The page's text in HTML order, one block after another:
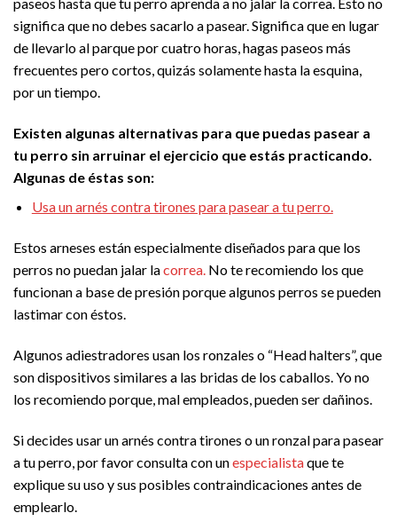
paseos hasta que tu perro aprenda a no jalar la correa. Esto no
significa que no debes sacarlo a pasear. Significa que en lugar
de llevarlo al parque por cuatro horas, hagas paseos más
frecuentes pero cortos, quizás solamente hasta la esquina,
por un tiempo.
Existen algunas alternativas para que puedas pasear a
tu perro sin arruinar el ejercicio que estás practicando.
Algunas de éstas son:
Usa un arnés contra tirones para pasear a tu perro.
Estos arneses están especialmente diseñados para que los
perros no puedan jalar lacorrea. No te recomiendo los que
funcionan a base de presión porque algunos perros se pueden
lastimar con éstos.
Algunos adiestradores usan los ronzales o “Head halters”, que
son dispositivos similares a las bridas de los caballos. Yo no
los recomiendo porque, mal empleados, pueden ser dañinos.
Si decides usar un arnés contra tirones o un ronzal para pasear
a tu perro, por favor consulta con unespecialistaque te
explique su uso y sus posibles contraindicaciones antes de
emplearlo.